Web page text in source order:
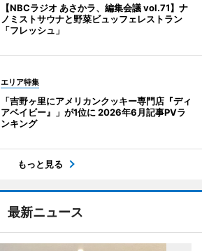
【NBCラジオ あさかラ、編集会議 vol.71】ナ
ノミストサウナと野菜ビュッフェレストラン
「フレッシュ」
エリア特集
「吉野ヶ里にアメリカンクッキー専門店『ディ
アベイビー』」が1位に 2026年6月記事PVラ
ンキング
もっと見る
最新ニュース